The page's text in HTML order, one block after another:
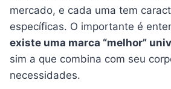
mercado, e cada uma tem
específicas. O importante é
existe uma marca “melhor”
sim a que combina com seu
necessidades.